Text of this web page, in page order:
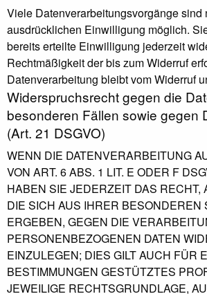
Viele Datenverarbeitungsvorgänge sind
ausdrücklichen Einwilligung möglich.
bereits erteilte Einwilligung jederzeit
Rechtmäßigkeit der bis zum Widerruf
Datenverarbeitung bleibt vom Widerruf
Widerspruchsrecht gegen die
besonderen Fällen sowie gegen
(Art. 21 DSGVO)
WENN DIE DATENVERARBEITUNG
VON ART. 6 ABS. 1 LIT. E ODER F
HABEN SIE JEDERZEIT DAS RECHT,
DIE SICH AUS IHRER BESONDEREN
ERGEBEN, GEGEN DIE
PERSONENBEZOGENEN DATEN
EINZULEGEN; DIES GILT AUCH FÜR
BESTIMMUNGEN GESTÜTZTES
JEWEILIGE RECHTSGRUNDLAGE,